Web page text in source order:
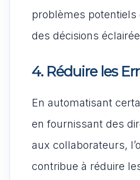
problèmes potentiels
des décisions
4. Réduire les
En automatisant
en fournissant des
aux collaborateurs,
contribue à réduire